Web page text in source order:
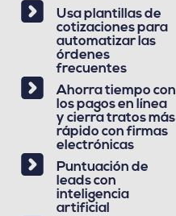
Usa plantillas de
cotizaciones para
automatizar las
órdenes
frecuentes
Ahorra tiempo con
los pagos en línea
y cierra tratos más
rápido con firmas
electrónicas
Puntuación de
leads con
inteligencia
artificial